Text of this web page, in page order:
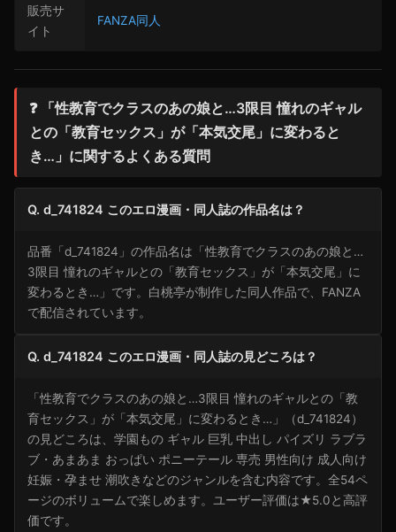
販売サ
イト
FANZA同人
❓ 「性教育でクラスのあの娘と…3限目 憧れのギャル
との「教育セックス」が「本気交尾」に変わると
き…」に関するよくある質問
Q. d_741824 このエロ漫画・同人誌の作品名は？
品番「d_741824」の作品名は「性教育でクラスのあの娘と…
3限目 憧れのギャルとの「教育セックス」が「本気交尾」に
変わるとき…」です。白桃亭が制作した同人作品で、FANZA
で配信されています。
Q. d_741824 このエロ漫画・同人誌の見どころは？
「性教育でクラスのあの娘と…3限目 憧れのギャルとの「教
育セックス」が「本気交尾」に変わるとき…」（d_741824）
の見どころは、学園もの ギャル 巨乳 中出し パイズリ ラブラ
ブ・あまあま おっぱい ポニーテール 専売 男性向け 成人向け
妊娠・孕ませ 潮吹きなどのジャンルを含む内容です。全54ペ
ージのボリュームで楽しめます。ユーザー評価は★5.0と高評
価です。